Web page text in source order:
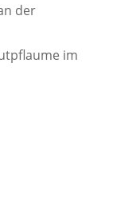
der
im